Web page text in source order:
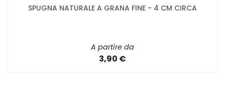
SPUGNA NATURALE A GRANA FINE - 4 CM CIRCA
A partire da
3,90 €